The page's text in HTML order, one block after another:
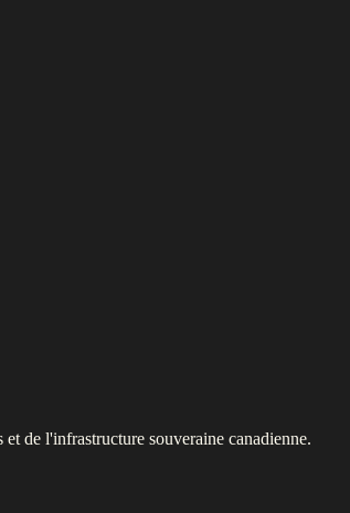
de l'infrastructure souveraine canadienne.